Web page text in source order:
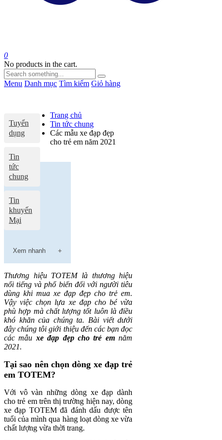
0
No products in the cart.
Menu Danh mục Tìm kiếm Giỏ hàng
Tuyển
dụng
Tin
tức
chung
Tin
khuyến
Mại
Trang chủ
Tin tức chung
Các mẫu xe đạp đẹp
cho trẻ em năm 2021
Xem nhanh
Thương hiệu TOTEM là thương hiệu
nổi tiếng và phổ biến đối với người tiêu
dùng khi mua xe đạp đẹp cho trẻ em.
Vậy việc chọn lựa xe đạp cho bé vừa
phù hợp mà chất lượng tốt luôn là điều
khó khăn của chúng ta. Bài viết dưới
đây chúng tôi giới thiệu đến các bạn đọc
các mẫu xe đạp đẹp cho trẻ emnăm
2021.
Tại sao nên chọn dòng xe đạp trẻ
em TOTEM?
Với vô vàn những dòng xe đạp dành
cho trẻ em trên thị trường hiện nay, dòng
xe đạp TOTEM đã đánh dấu được tên
tuổi của mình qua hàng loạt dòng xe vừa
chất lượng vừa thời trang.